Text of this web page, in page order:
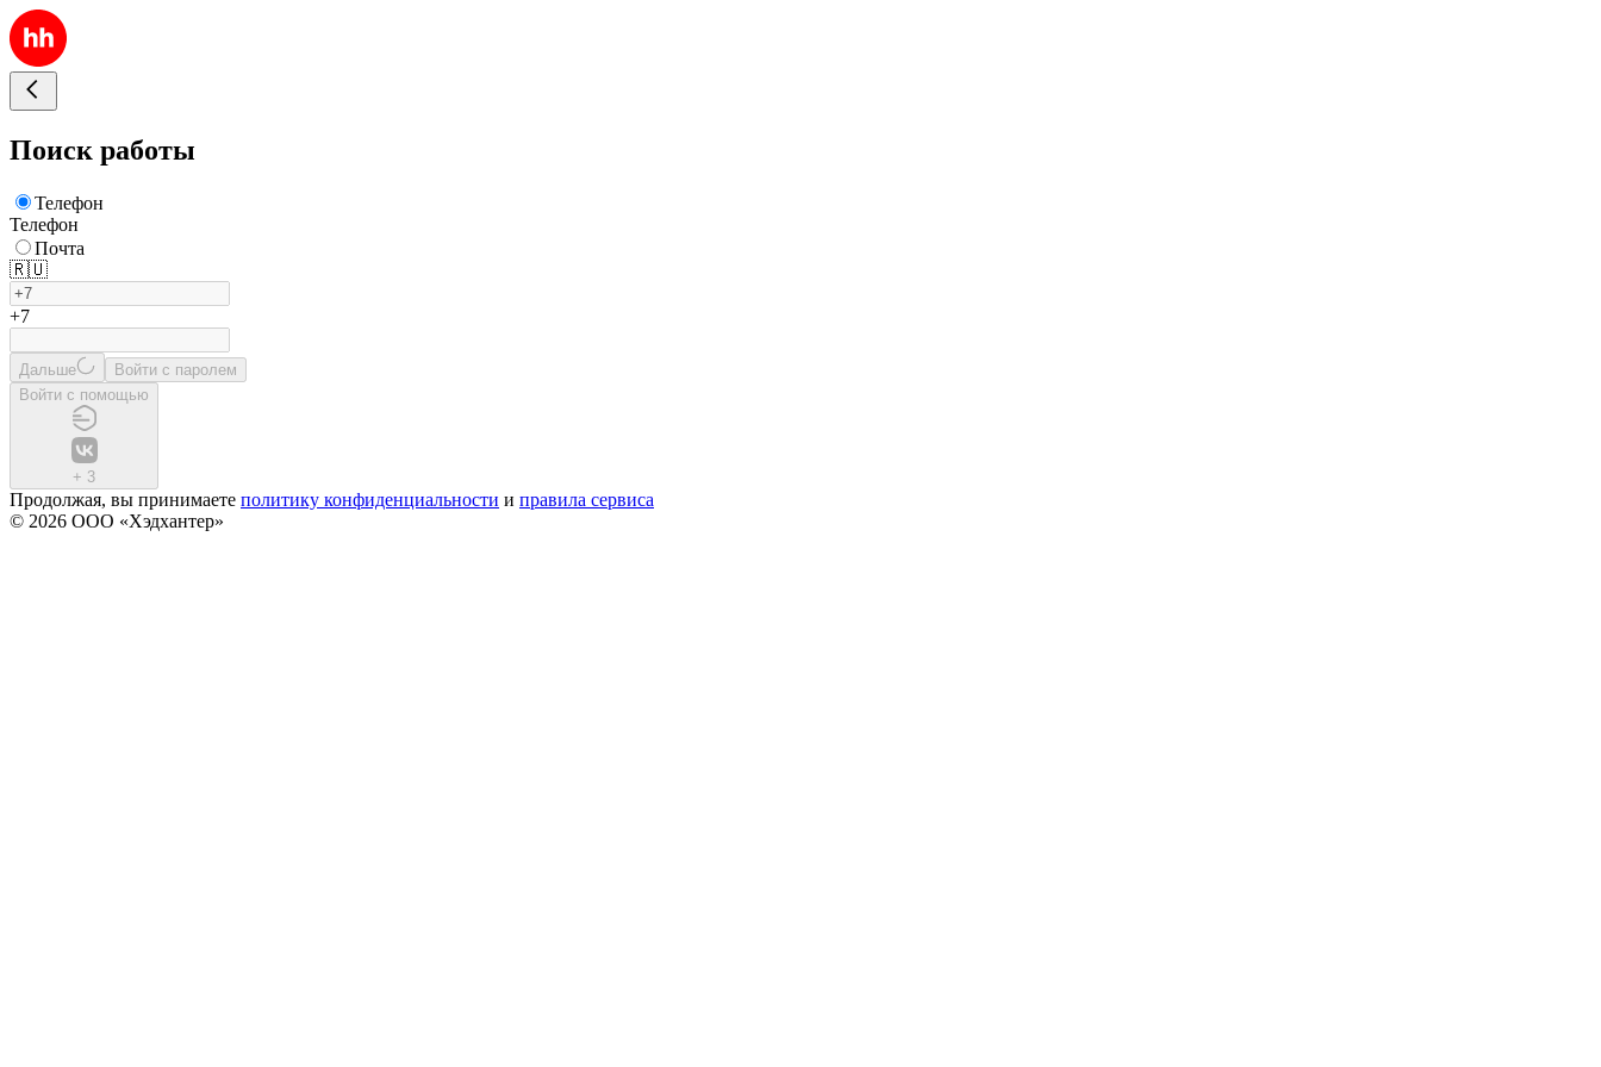
Поиск работы
Телефон
Телефон
Почта
🇷🇺
+7
Дальше
Войти с паролем
Войти с помощью
+ 3
Продолжая, вы принимаете политику конфиденциальности и правила сервиса
© 2026 ООО «Хэдхантер»